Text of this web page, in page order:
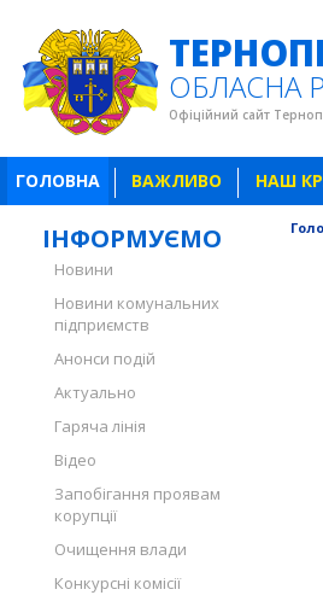
ОБЛАСНА
Офіційний сайт
ГОЛОВНА ВАЖЛИВО НАШ
ІНФОРМУЄМО
Новини
Новини комунальних
підприємств
Анонси подій
Актуально
Гаряча лінія
Відео
Запобігання проявам
корупції
Очищення влади
Конкурсні комісії